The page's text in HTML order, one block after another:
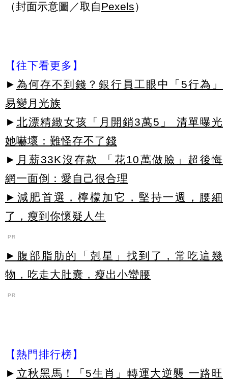
（封面示意圖／取自Pexels）
【往下看更多】
► 為何存不到錢？銀行員工眼中「5行為」
易變月光族
► 北漂精緻女孩「月開銷3萬5」 清單曝光
她嚇壞：難怪存不了錢
► 月薪33K沒存款 「花10萬做臉」超後悔
網一面倒：愛自己很合理
►減肥首選，檸檬加它，堅持一週，腰細
了，瘦到你懷疑人生
PR
►腹部脂肪的「剋星」找到了，常吃這幾
物，吃走大肚囊，瘦出小蠻腰
PR
【熱門排行榜】
► 立秋黑馬！「5生肖」轉運大逆襲 一路旺